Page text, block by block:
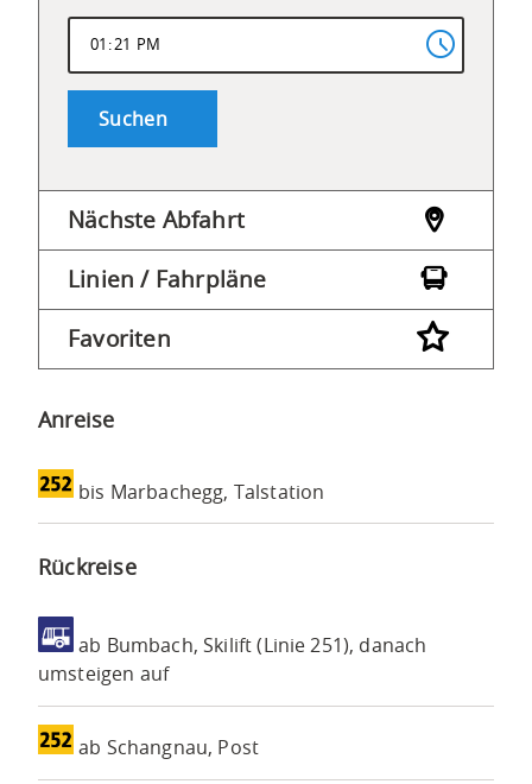
Suchen
Nächste Abfahrt
Linien / Fahrpläne
Favoriten
Anreise
bis Marbachegg, Talstation
Rückreise
ab Bumbach, Skilift (Linie 251), danach
umsteigen auf
ab Schangnau, Post